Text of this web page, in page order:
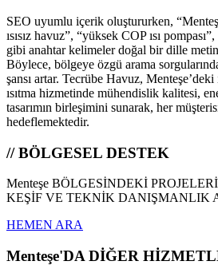
SEO uyumlu içerik oluştururken,
ısısız havuz”, “yüksek COP ısı
gibi anahtar kelimeler doğal bir dille
Böylece, bölgeye özgü arama
şansı artar. Tecrübe Havuz, Menteşe’deki
ısıtma hizmetinde mühendislik kalitesi,
tasarımın birleşimini sunarak, her
hedeflemektedir.
// BÖLGESEL DESTEK
Menteşe BÖLGESİNDEKİ
KEŞİF VE TEKNİK DANIŞMANLIK
HEMEN ARA
Menteşe'DA DİĞER